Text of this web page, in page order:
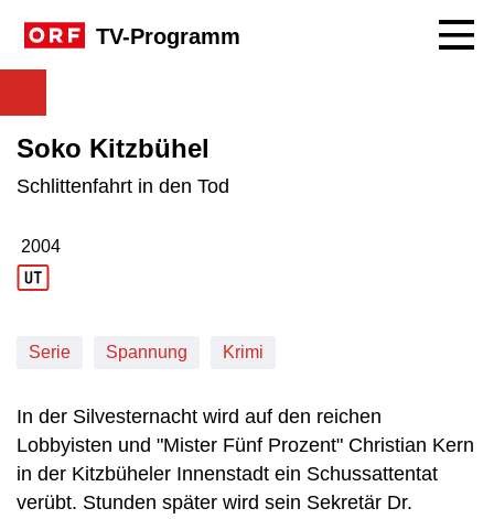
TV-Programm
Soko Kitzbühel
Schlittenfahrt in den Tod
Produktionsjahr: 2004
2004
Serie Spannung Krimi
In der Silvesternacht wird auf den reichen
Lobbyisten und "Mister Fünf Prozent" Christian Kern
in der Kitzbüheler Innenstadt ein Schussattentat
verübt. Stunden später wird sein Sekretär Dr.